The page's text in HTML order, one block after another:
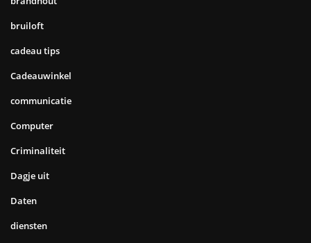
bruiloft
cadeau tips
Cadeauwinkel
communicatie
Computer
Criminaliteit
Dagje uit
Daten
diensten